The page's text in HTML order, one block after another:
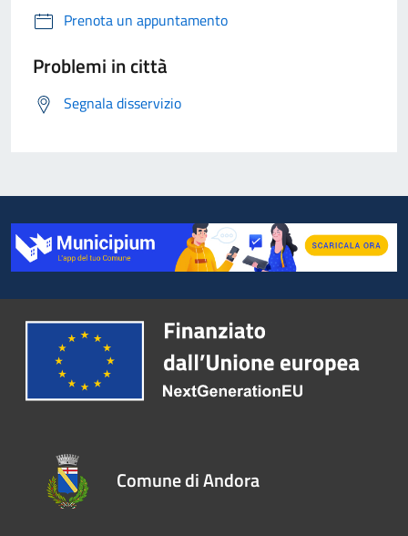
Prenota un appuntamento
Problemi in città
Segnala disservizio
Comune di Andora